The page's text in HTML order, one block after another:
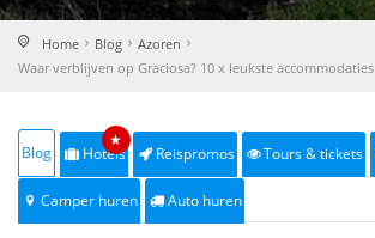
Home Blog
Azoren
Waar verblijven op Graciosa? 10 x leukste accommodaties
Blog Hotels
★
Reispromos Tours & tickets
Camper huren Auto huren